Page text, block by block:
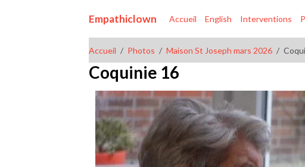
Empathiclown Accueil English Interventions
Accueil Photos Maison St Joseph mars 2026
Coquinie 16